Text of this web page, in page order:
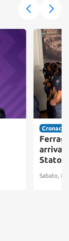
Cronaca
Stato
Sabato, 8